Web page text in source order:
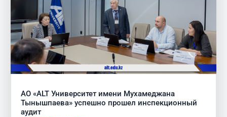
АО «АLT Университет имени Мухамеджана
Тынышпаева» успешно прошел инспекционный
аудит